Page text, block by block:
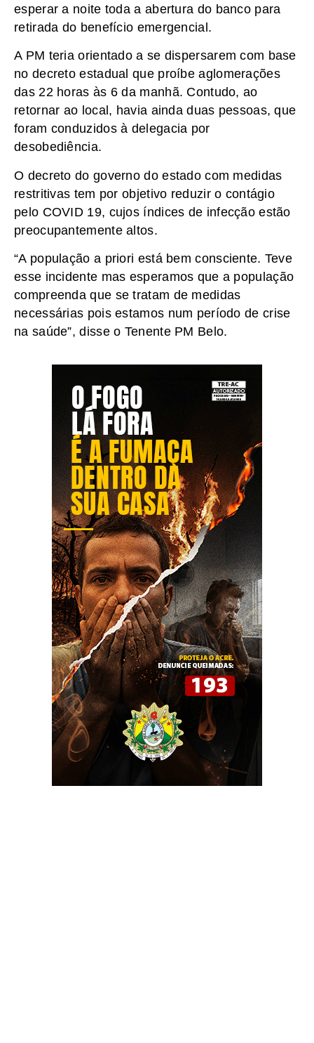
esperar a noite toda a abertura do banco para
retirada do benefício emergencial.
A PM teria orientado a se dispersarem com base
no decreto estadual que proíbe aglomerações
das 22 horas às 6 da manhã. Contudo, ao
retornar ao local, havia ainda duas pessoas, que
foram conduzidos à delegacia por
desobediência.
O decreto do governo do estado com medidas
restritivas tem por objetivo reduzir o contágio
pelo COVID 19, cujos índices de infecção estão
preocupantemente altos.
“A população a priori está bem consciente. Teve
esse incidente mas esperamos que a população
compreenda que se tratam de medidas
necessárias pois estamos num período de crise
na saúde”, disse o Tenente PM Belo.